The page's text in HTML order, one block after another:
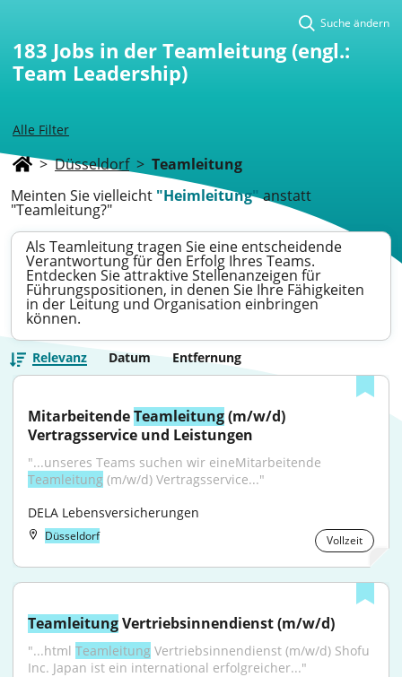
Alle Filter
Suche ändern
183 Jobs in der Teamleitung (engl.:
Team Leadership)
> Düsseldorf > Teamleitung
Meinten Sie vielleicht "Heimleitung"anstatt
"Teamleitung?"
Als Teamleitung tragen Sie eine entscheidende
Verantwortung für den Erfolg Ihres Teams.
Entdecken Sie attraktive Stellenanzeigen für
Führungspositionen, in denen Sie Ihre Fähigkeiten
in der Leitung und Organisation einbringen
können.
Relevanz Datum Entfernung
Mitarbeitende Teamleitung (m/w/d)
Vertragsservice und Leistungen
Teamleitung (m/w/d) Vertragsservice..."
DELA Lebensversicherungen
Düsseldorf Vollzeit
Teamleitung Vertriebsinnendienst (m/w/d)
"...html Teamleitung Vertriebsinnendienst (m/w/d) Shofu
Inc. Japan ist ein international erfolgreicher..."